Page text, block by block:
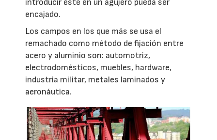
introducir éste en un agujero pueda ser
encajado.
Los campos en los que más se usa el
remachado como método de fijación entre
acero y aluminio son: automotriz,
electrodomésticos, muebles, hardware,
industria militar, metales laminados y
aeronáutica.